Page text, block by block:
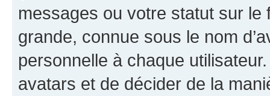
messages ou votre statut sur
grande, connue sous le nom
personnelle à chaque utilisateur.
avatars et de décider de la